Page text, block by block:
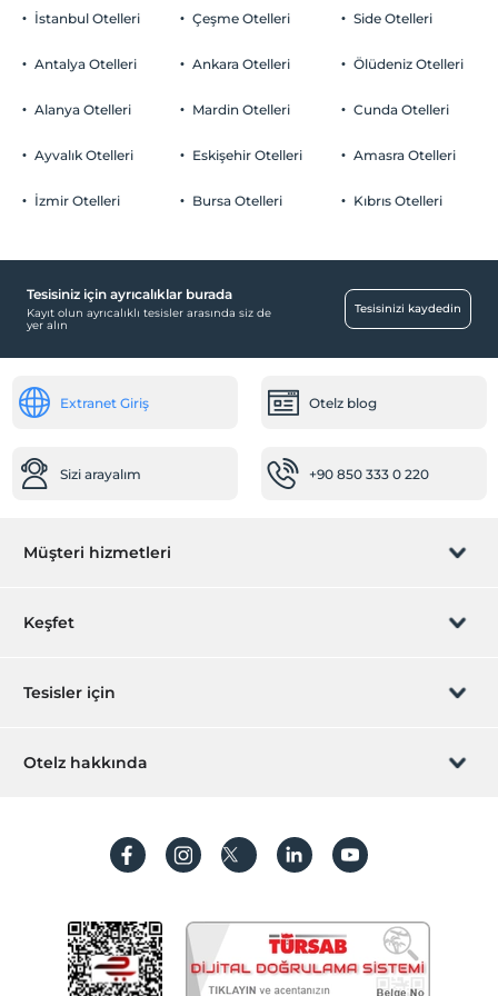
Otopark
Ücretsiz Halka Açık Otopark
Ortak Alanlar
Çocuk karyolası
Market
Klima
Resepsiyon Hizmetleri
Hızlı check-in/check-out
Havaalanı servisi (ücretli)
Transfer servisi (ücretli)
Aile odaları
Anti-Alerjik odalar
Evcil Hayvan
2 yaşına kadar olan bebekler ücretsizdir.
İstanbul Otelleri
Antalya Otelleri
Alanya Otelleri
Ayvalık Otelleri
İzmir Otelleri
Çeşme Otelleri
Ankara Otelleri
Mardin Otelleri
Eskişehir Otelleri
Bursa Otelleri
Side Otelleri
Ölüdeniz Otelleri
Cunda Otelleri
Amasra Otelleri
Kıbrıs Otelleri
Tesisiniz için ayrıcalıklar burada
Kayıt olun ayrıcalıklı tesisler arasında siz de
yer alın
Tesisinizi kaydedin
Extranet Giriş Otelz blog
Sizi arayalım +90 850 333 0 220
Müşteri hizmetleri
Rezervasyon yönet
Sıkça sorulan sorular
İşlem rehberi
Keşfet
Hediye Kart
Hesap oluştur
Tesisler için
Hemen tesisinizi ekleyin
Otelz hakkında
Koşullar ve şartlar